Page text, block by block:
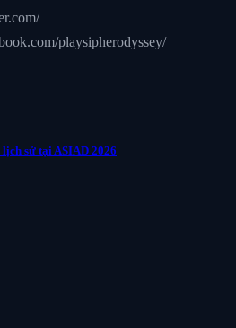
playsipherodyssey/
sử tại ASIAD 2026